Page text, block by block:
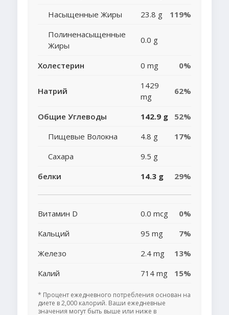
Насыщенные Жиры
23.8 g
119%
Полиненасыщенные
Жиры
0.0 g
Холестерин 0 mg 0%
Натрий
1429
mg
62%
Общие Углеводы 142.9 g
52%
Пищевые Волокна
4.8 g
17%
Сахара
9.5 g
белки
14.3 g 29%
Витамин D 0.0 mcg
0%
Кальций
95 mg
7%
Железо
2.4 mg
13%
Калий
714 mg 15%
* Процент ежедневного потребления основан на
диете в 2,000 калорий. Ваши ежедневные
значения могут быть выше или ниже в